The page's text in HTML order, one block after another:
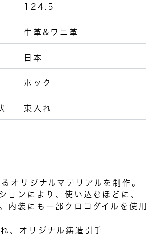
124.5
牛革&ワニ革
日本
ホック
束入れ
オリジナルマテリアルを制作。
ョンにより、使い込むほどに、
内装にも一部クロコダイルを使用
、オリジナル鋳造引手